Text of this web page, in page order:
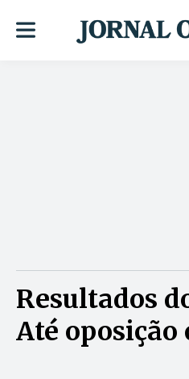
Resultados
Até oposição